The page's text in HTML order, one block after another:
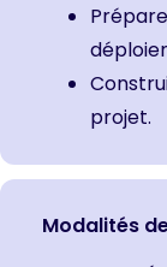
projet.
Modalités